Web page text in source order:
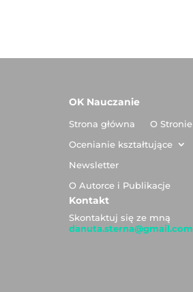
OK Nauczanie
Strona główna
O Stronie
Ocenianie kształtujące
Newsletter
O Autorce i Publikacje
Kontakt
Skontaktuj się ze mną
danuta.sterna@gmail.com